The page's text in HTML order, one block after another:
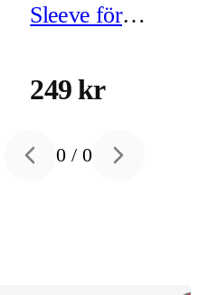
Sleeve för
tum - Black
249 kr
Previous slide
0 /0 Next slide